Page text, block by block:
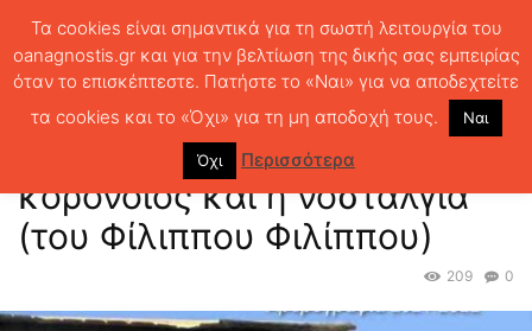
ΚΡΙΤΙΚΕΣ
Η Κύπρος, η πολιτική, ο
κορονοϊός και η νοσταλγία (του Φίλιππου Φιλίππου)...
Η Κύπρος, η πολιτική, ο
κορονοϊός και η νοσταλγία
(του Φίλιππου Φιλίππου)
0
209
Τα cookies είναι σημαντικά για τη σωστή λειτουργία του
oanagnostis.gr και για την βελτίωση της δικής σας εμπειρίας
όταν το επισκέπτεστε. Πατήστε το «Ναι» για να αποδεχτείτε
τα cookies και το «Όχι» για τη μη αποδοχή τους.
Ναι
Όχι Περισσότερα